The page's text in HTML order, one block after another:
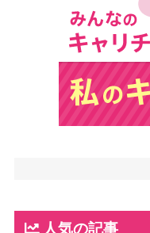
人気の記事